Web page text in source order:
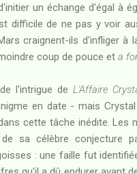
un échange d'égal à
difficile de ne pas y voir
craignent-ils d'infliger à
coup de pouce et a
l'intrigue de L'Affaire
en date - mais
cette tâche inédite. Les
sa célèbre conjecture
: une faille fut